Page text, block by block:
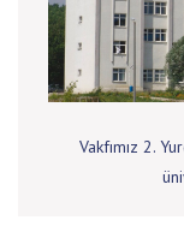
Vakfımız 2.